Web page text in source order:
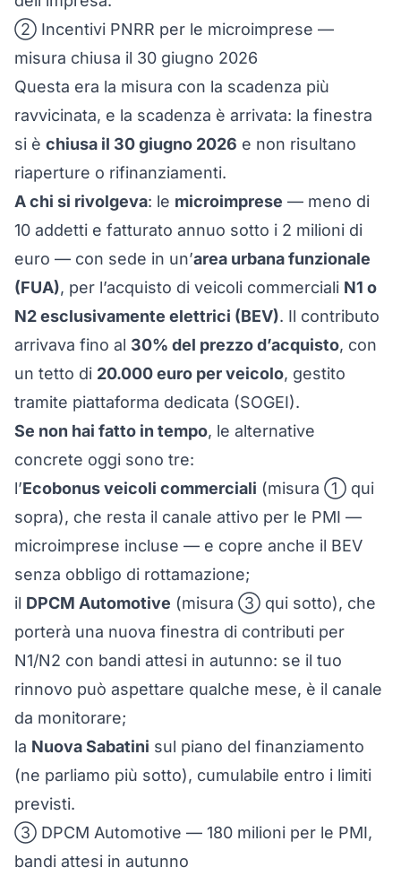
② Incentivi PNRR per le microimprese —
misura chiusa il 30 giugno 2026
Questa era la misura con la scadenza più
ravvicinata, e la scadenza è arrivata: la finestra
si è chiusa il 30 giugno 2026 e non risultano
riaperture o rifinanziamenti.
A chi si rivolgeva: le microimprese — meno di
10 addetti e fatturato annuo sotto i 2 milioni di
euro — con sede in un’area urbana funzionale
(FUA), per l’acquisto di veicoli commerciali N1 o
N2 esclusivamente elettrici (BEV). Il contributo
arrivava fino al 30% del prezzo d’acquisto, con
un tetto di 20.000 euro per veicolo, gestito
tramite piattaforma dedicata (SOGEI).
Se non hai fatto in tempo, le alternative
concrete oggi sono tre:
l’Ecobonus veicoli commerciali (misura ① qui
sopra), che resta il canale attivo per le PMI —
microimprese incluse — e copre anche il BEV
senza obbligo di rottamazione;
il DPCM Automotive (misura ③ qui sotto), che
porterà una nuova finestra di contributi per
N1/N2 con bandi attesi in autunno: se il tuo
rinnovo può aspettare qualche mese, è il canale
da monitorare;
la Nuova Sabatini sul piano del finanziamento
(ne parliamo più sotto), cumulabile entro i limiti
previsti.
③ DPCM Automotive — 180 milioni per le PMI,
bandi attesi in autunno